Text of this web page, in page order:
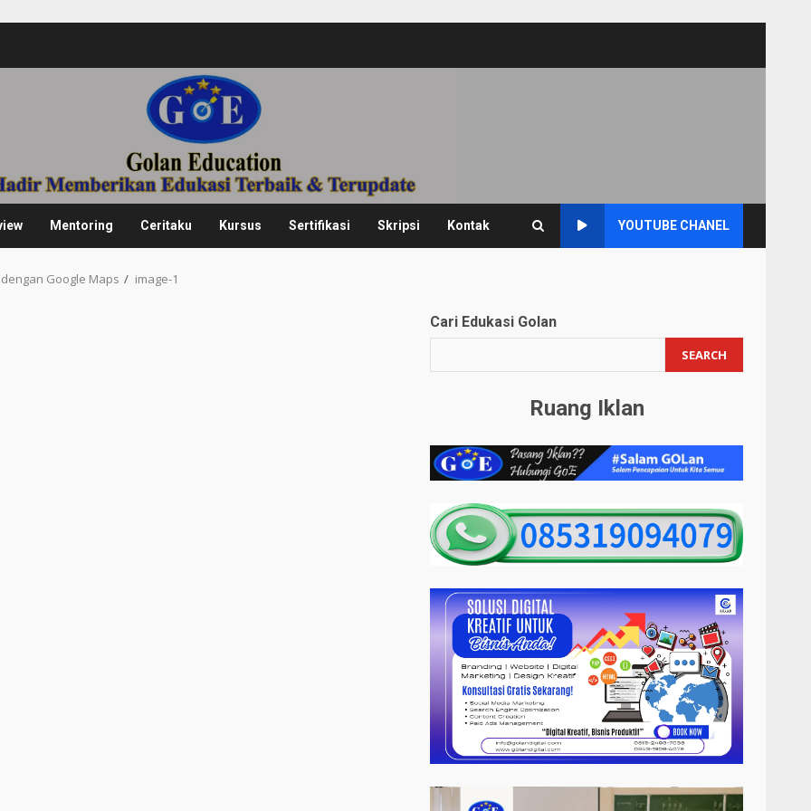
Mentoring Ceritaku Kursus Sertifikasi Skripsi Kontak YOUTUBE CHANEL
Google Maps image-1
Cari Edukasi Golan
SEARCH
Ruang Iklan